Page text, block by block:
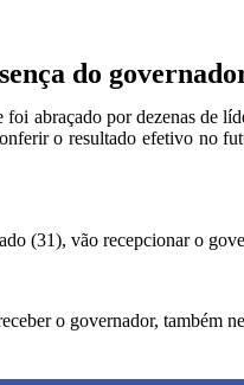
do
abraçado por dezenas de
o resultado efetivo no
(31), vão recepcionar o
o governador, também